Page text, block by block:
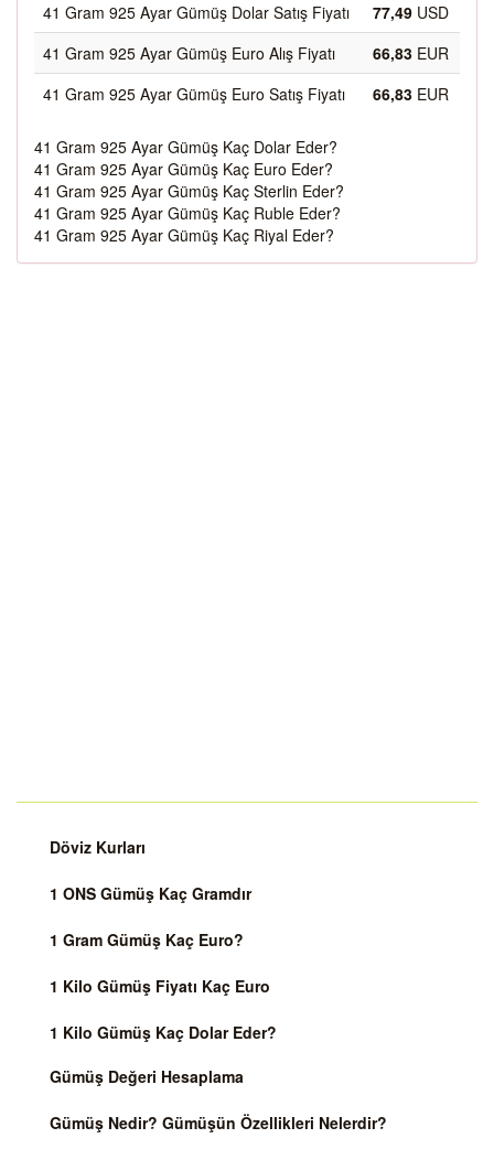
41 Gram 925 Ayar Gümüş Dolar Satış Fiyatı
77,49 USD
41 Gram 925 Ayar Gümüş Euro Alış Fiyatı
66,83 EUR
41 Gram 925 Ayar Gümüş Euro Satış Fiyatı
66,83 EUR
41 Gram 925 Ayar Gümüş Kaç Dolar Eder?
41 Gram 925 Ayar Gümüş Kaç Euro Eder?
41 Gram 925 Ayar Gümüş Kaç Sterlin Eder?
41 Gram 925 Ayar Gümüş Kaç Ruble Eder?
41 Gram 925 Ayar Gümüş Kaç Riyal Eder?
Döviz Kurları
1 ONS Gümüş Kaç Gramdır
1 Gram Gümüş Kaç Euro?
1 Kilo Gümüş Fiyatı Kaç Euro
1 Kilo Gümüş Kaç Dolar Eder?
Gümüş Değeri Hesaplama
Gümüş Nedir? Gümüşün Özellikleri Nelerdir?